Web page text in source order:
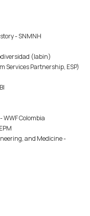
- SNMNH
(Iabin)
Services Partnership, ESP)
Colombia
and Medicine -